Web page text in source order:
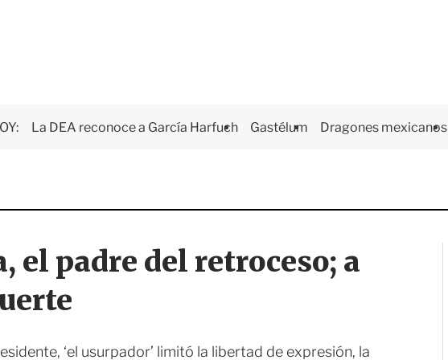
La DEA reconoce a García Harfuch Gastélum Dragones mexicanos
el padre del retroceso; a
‘el usurpador’ limitó la libertad de expresión, la